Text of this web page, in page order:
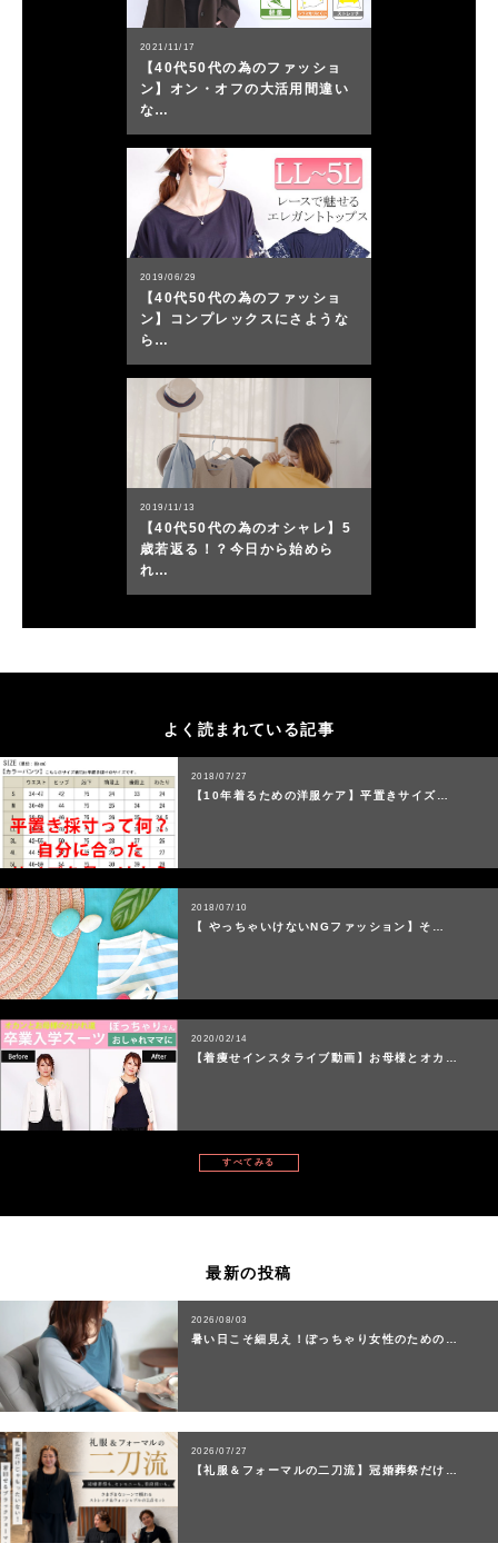
よく読まれている記事
2018/07/27
【10年着るための洋服ケア】平置きサイズ…
2018/07/10
【 やっちゃいけないNGファッション】そ…
2020/02/14
【着痩せインスタライブ動画】お母様とオカ…
すべてみる
最新の投稿
2026/08/03
暑い日こそ細見え！ぽっちゃり女性のための…
2026/07/27
【礼服＆フォーマルの二刀流】冠婚葬祭だけ…
2021/11/17
【40代50代の為のファッショ
ン】オン・オフの大活用間違い
な…
2019/06/29
【40代50代の為のファッショ
ン】コンプレックスにさような
ら…
2019/11/13
【40代50代の為のオシャレ】5
歳若返る！？今日から始めら
れ…